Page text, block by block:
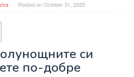
Posted onOctober 31, 2025
си
по-добре